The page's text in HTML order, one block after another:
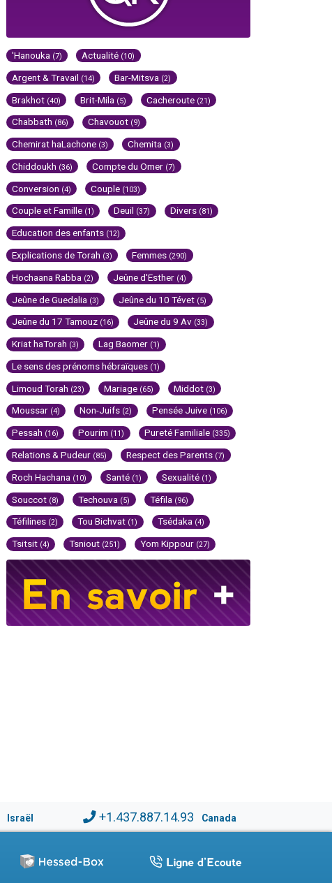
'Hanouka (7) Actualité (10)
Argent & Travail (14) Bar-Mitsva (2)
Brakhot (40) Brit-Mila (5) Cacheroute (21)
Chabbath (86) Chavouot (9)
Chemirat haLachone (3) Chemita (3)
Chiddoukh (36) Compte du Omer (7)
Conversion (4) Couple (103)
Couple et Famille (1) Deuil (37) Divers (81)
Education des enfants (12)
Explications de Torah (3) Femmes (290)
Hochaana Rabba (2) Jeûne d'Esther (4)
Jeûne de Guedalia (3) Jeûne du 10 Tévet (5)
Jeûne du 17 Tamouz (16) Jeûne du 9 Av (33)
Kriat haTorah (3) Lag Baomer (1)
Le sens des prénoms hébraïques (1)
Limoud Torah (23) Mariage (65) Middot (3)
Moussar (4) Non-Juifs (2) Pensée Juive (106)
Pessah (16) Pourim (11) Pureté Familiale (335)
Relations & Pudeur (85) Respect des Parents (7)
Roch Hachana (10) Santé (1) Sexualité (1)
Souccot (8) Techouva (5) Téfila (96)
Téfilines (2) Tou Bichvat (1) Tsédaka (4)
Tsitsit (4) Tsniout (251) Yom Kippour (27)
Israël +1.437.887.14.93 Canada